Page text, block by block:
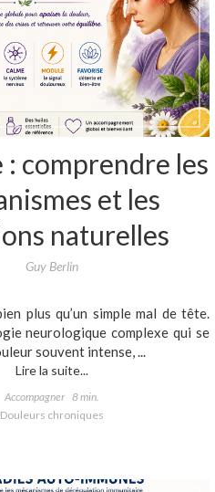
comprendre les
et les
naturelles
Guy Berlin
plus qu’un simple mal de tête.
neurologique complexe qui se
souvent intense, ...
Lire la suite...
Accompagner 8 min.
Douleurs chroniques